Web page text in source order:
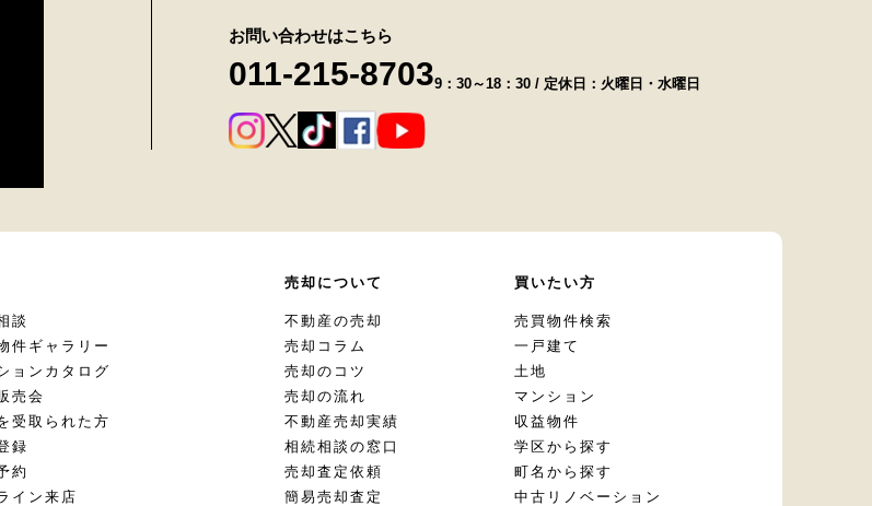
お問い合わせはこちら
011-215-87039：30～18：30 / 定休日：火曜日・水曜日
談
件ギャラリー
ョンカタログ
売会
受取られた方
録
約
イン来店
売却について
不動産の売却
売却コラム
売却のコツ
売却の流れ
不動産売却実績
相続相談の窓口
売却査定依頼
簡易売却査定
買いたい方
売買物件検索
一戸建て
土地
マンション
収益物件
学区から探す
町名から探す
中古リノベーション